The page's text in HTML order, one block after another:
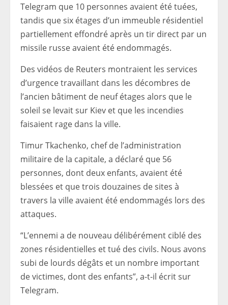
Telegram que 10 personnes avaient été tuées,
tandis que six étages d’un immeuble résidentiel
partiellement effondré après un tir direct par un
missile russe avaient été endommagés.
Des vidéos de Reuters montraient les services
d’urgence travaillant dans les décombres de
l’ancien bâtiment de neuf étages alors que le
soleil se levait sur Kiev et que les incendies
faisaient rage dans la ville.
Timur Tkachenko, chef de l’administration
militaire de la capitale, a déclaré que 56
personnes, dont deux enfants, avaient été
blessées et que trois douzaines de sites à
travers la ville avaient été endommagés lors des
attaques.
“L’ennemi a de nouveau délibérément ciblé des
zones résidentielles et tué des civils. Nous avons
subi de lourds dégâts et un nombre important
de victimes, dont des enfants”, a-t-il écrit sur
Telegram.